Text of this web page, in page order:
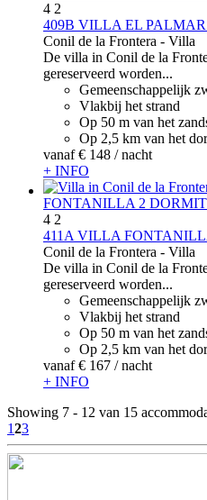
4 2
409B VILLA EL
Conil de la Frontera - Villa
De villa in Conil de la
gereserveerd worden...
Gemeenschappelijk
Vlakbij het strand
Op 50 m van het
Op 2,5 km van het
vanaf € 148 / nacht
+ INFO
4 2
411A VILLA
Conil de la Frontera - Villa
De villa in Conil de la
gereserveerd worden...
Gemeenschappelijk
Vlakbij het strand
Op 50 m van het
Op 2,5 km van het
vanaf € 167 / nacht
+ INFO
Showing 7 - 12 van 15
123